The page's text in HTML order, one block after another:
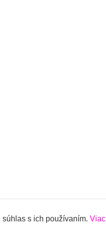
s ich používaním. Viac